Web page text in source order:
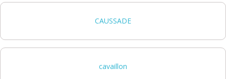
CAUSSADE
cavaillon